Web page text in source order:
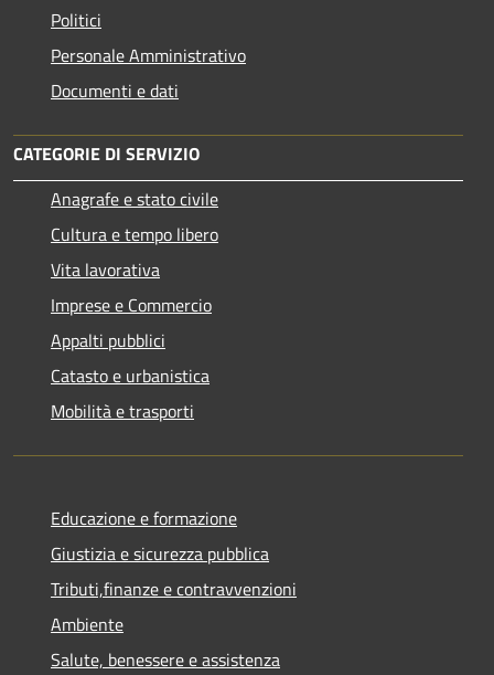
Politici
Personale Amministrativo
Documenti e dati
CATEGORIE DI SERVIZIO
Anagrafe e stato civile
Cultura e tempo libero
Vita lavorativa
Imprese e Commercio
Appalti pubblici
Catasto e urbanistica
Mobilità e trasporti
Educazione e formazione
Giustizia e sicurezza pubblica
Tributi,finanze e contravvenzioni
Ambiente
Salute, benessere e assistenza